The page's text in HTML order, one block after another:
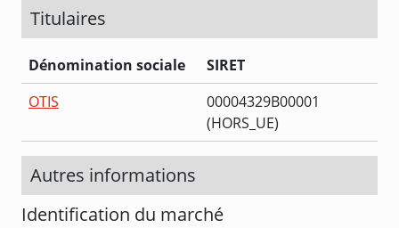
Titulaires
Dénomination sociale
SIRET
OTIS
00004329B00001
(HORS_UE)
Autres informations
Identification du marché